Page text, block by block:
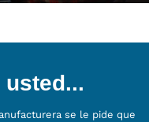
usted...
se le pide que